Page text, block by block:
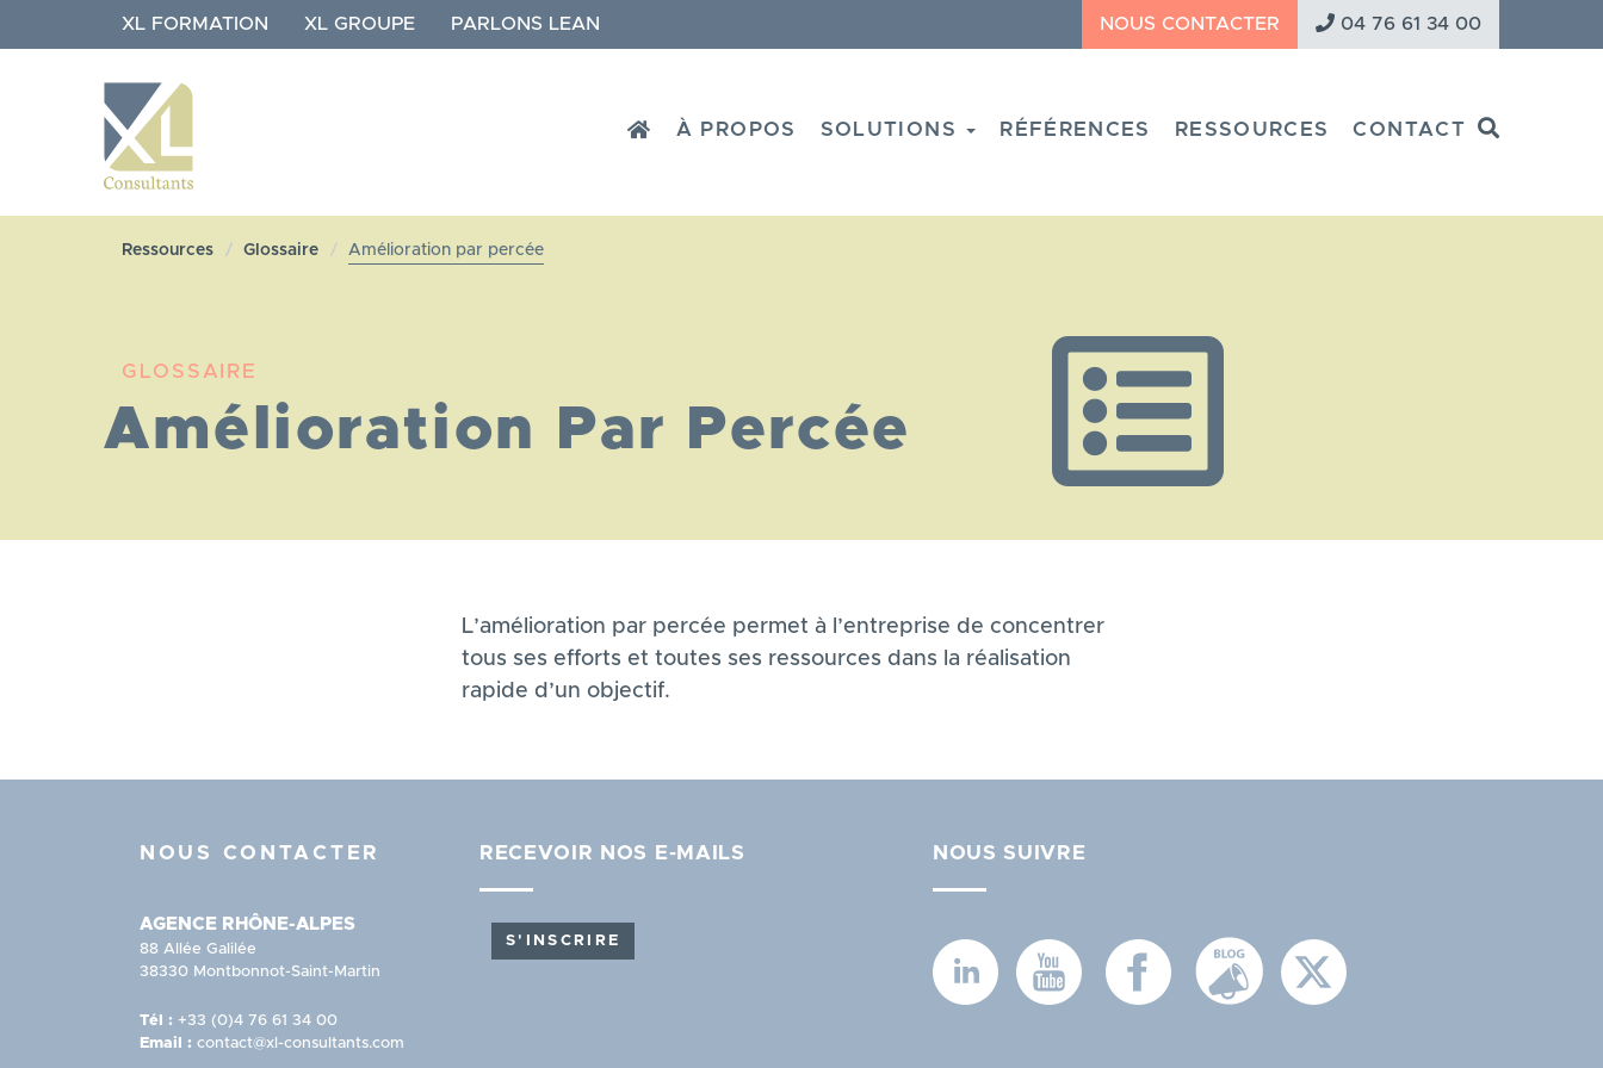
au
XL FORMATION XL GROUPE PARLONS LEAN NOUS CONTACTER 04 76 61 34 00
NAVIGATION
XL
HOME
À PROPOS SOLUTIONS RÉFÉRENCES RESSOURCES CONTACT
Ressources Glossaire Amélioration par percée
GLOSSAIRE
Amélioration Par Percée
L’amélioration par percée permet à l’entreprise de concentrer
tous ses efforts et toutes ses ressources dans la réalisation
rapide d’un objectif.
NOUS CONTACTER
AGENCE RHÔNE-ALPES
88 Allée Galilée
38330 Montbonnot-Saint-Martin
Tél : +33 (0)4 76 61 34 00
Email : contact@xl-consultants.com
RECEVOIR NOS E-MAILS
S'INSCRIRE
NOUS SUIVRE